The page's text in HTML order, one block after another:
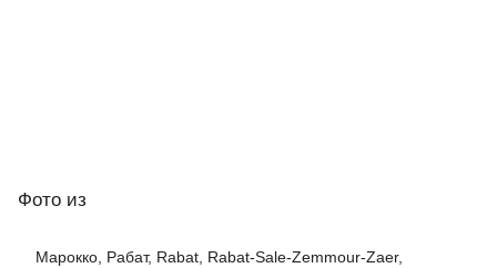
Фото из
Марокко, Рабат, Rabat, Rabat-Sale-Zemmour-Zaer,